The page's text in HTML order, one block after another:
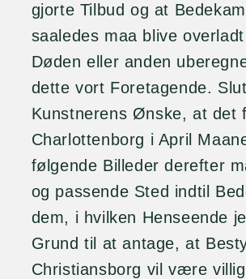
gjorte Tilbud og at
saaledes maa blive
Døden eller anden
dette vort Foretagende.
Kunstnerens Ønske, at det
Charlottenborg i April
følgende Billeder derefter
og passende Sted indtil
dem, i hvilken Henseende
Grund til at antage, at
Christiansborg vil være